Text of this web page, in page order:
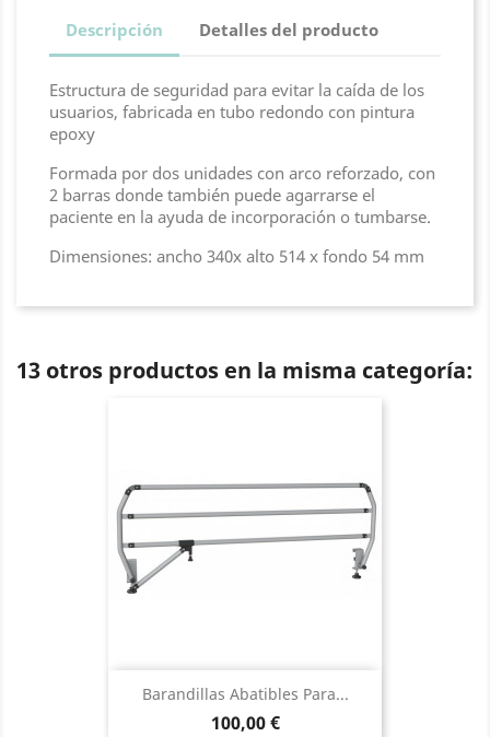
Descripción Detalles del producto
Estructura de seguridad para evitar la caída de los
usuarios, fabricada en tubo redondo con pintura
epoxy
Formada por dos unidades con arco reforzado, con
2 barras donde también puede agarrarse el
paciente en la ayuda de incorporación o tumbarse.
Dimensiones: ancho 340x alto 514 x fondo 54 mm
13 otros productos en la misma categoría:
Barandillas Abatibles Para...
Precio
100,00 €